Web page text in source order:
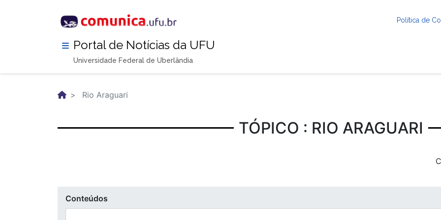
Política de
Portal de Notícias da UFU
Universidade Federal de Uberlândia
Rio Araguari
TÓPICO : RIO ARAGUARI
Conteúdos